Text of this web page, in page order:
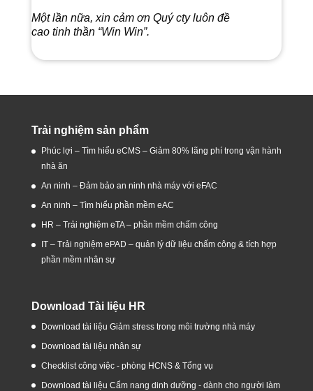
Một lần nữa, xin cảm ơn Quý cty luôn đề
cao tinh thần “Win Win”.
Trải nghiệm sản phẩm
Phúc lợi – Tìm hiểu eCMS – Giảm 80% lãng phí trong vận hành
nhà ăn
An ninh – Đảm bảo an ninh nhà máy với eFAC
An ninh – Tìm hiểu phần mềm eAC
HR – Trải nghiệm eTA – phần mềm chấm công
IT – Trải nghiệm ePAD – quản lý dữ liệu chấm công & tích hợp
phần mềm nhân sự
Download Tài liệu HR
Download tài liệu Giảm stress trong môi trường nhà máy
Download tài liệu nhân sự
Checklist công việc - phòng HCNS & Tổng vụ
Download tài liệu Cẩm nang dinh dưỡng - dành cho người làm